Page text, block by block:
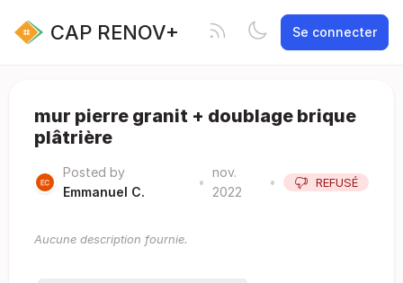
CAP RENOV+ Se connecter
mur pierre granit + doublage brique
plâtrière
Posted by
Emmanuel C.
•
nov.
2022
• REFUSÉ
Aucune description fournie.